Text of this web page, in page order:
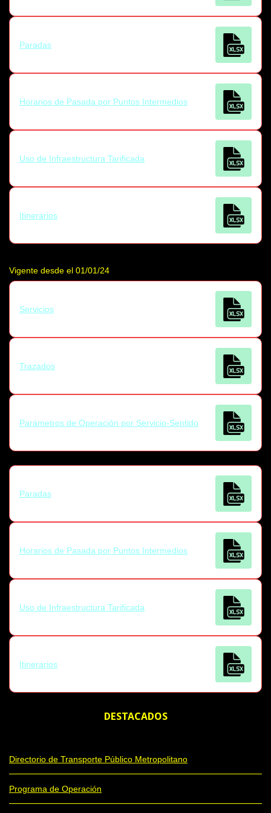
Paradas
Horarios de Pasada por Puntos Intermedios
Uso de Infraestructura Tarificada
Itinerarios
Vigente desde el 01/01/24
Servicios
Trazados
Parámetros de Operación por Servicio-Sentido
Paradas
Horarios de Pasada por Puntos Intermedios
Uso de Infraestructura Tarificada
Itinerarios
DESTACADOS
Directorio de Transporte Público Metropolitano
Programa de Operación